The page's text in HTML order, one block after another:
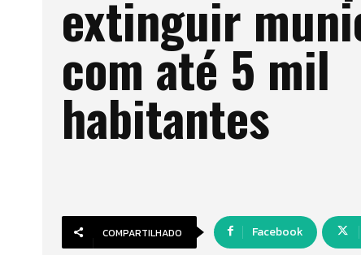
extinguir
com até 5 mil
habitantes
COMPARTILHADO Facebook